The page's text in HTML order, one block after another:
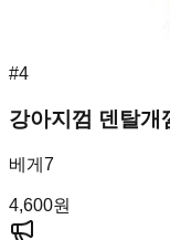
#4
강아지껌 덴탈개
베게7
4,600원